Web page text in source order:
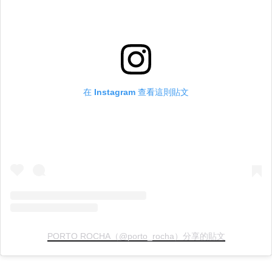
在 Instagram 查看這則貼文
PORTO ROCHA（@porto_rocha）分享的貼文